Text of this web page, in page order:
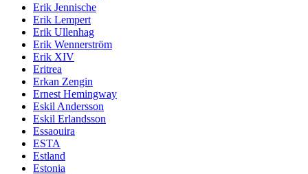
Erik Jennische
Erik Lempert
Erik Ullenhag
Erik Wennerström
Erik XIV
Eritrea
Erkan Zengin
Ernest Hemingway
Eskil Andersson
Eskil Erlandsson
Essaouira
ESTA
Estland
Estonia